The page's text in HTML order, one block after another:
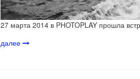
27 марта 2014 в PHOTOPLAY прошла
далее